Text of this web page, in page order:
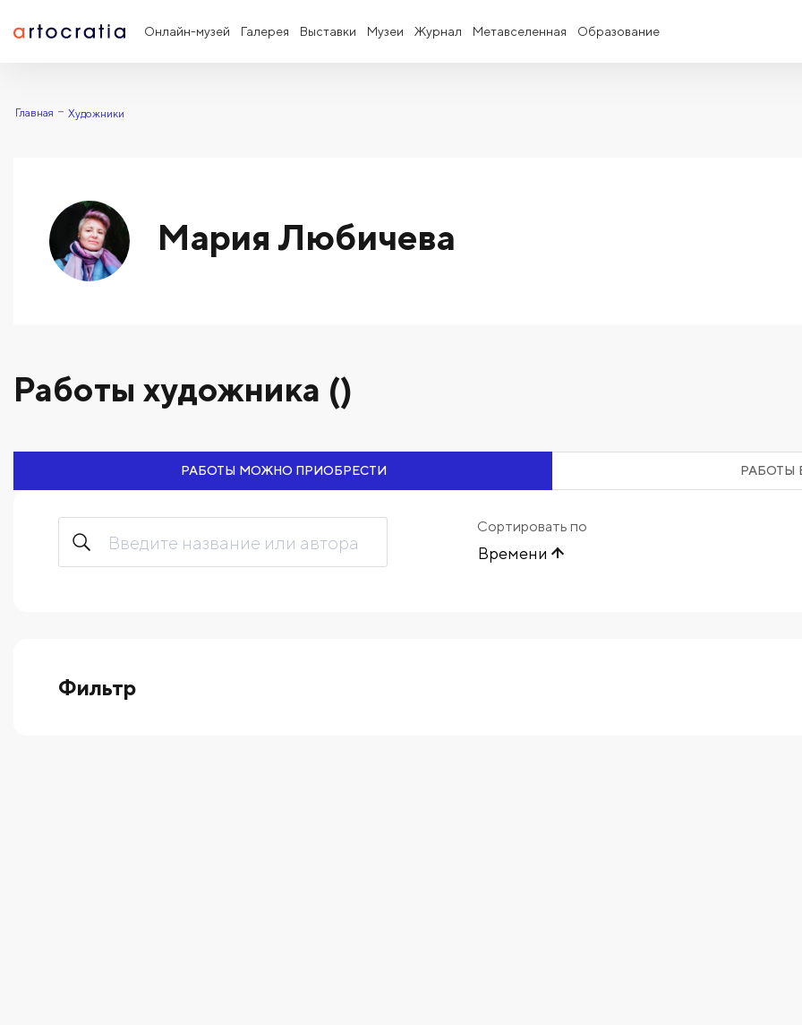
Онлайн-музей Галерея Выставки Музеи Журнал Метавселенная Образование
Главная Художники
Мария Любичева
Работы художника ()
РАБОТЫ МОЖНО ПРИОБРЕСТИ РАБОТЫ
Фильтр
Сортировать по
Времени